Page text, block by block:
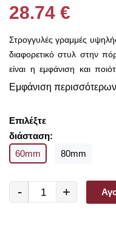
28.74 €
Στρογγυλές γραμμές
διαφορετικό στυλ στην
είναι η εμφάνιση και
λόγος που εδώ στο
ανανεώσετε την
διαφορετικών χρωμάτων,
βρείτε αυτό που ψάχνετε.
Εμφάνιση περισσότερων
Επιλέξτε
διάσταση:
60mm
80mm
- +